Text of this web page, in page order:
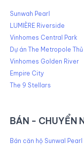
Sunwah Pearl
LUMIÈRE Riverside
Vinhomes Central Park
Dự án The Metropole
Vinhomes Golden River
Empire City
The 9 Stellars
BÁN - CHUYỂN
Bán căn hộ Sunwal Pearl